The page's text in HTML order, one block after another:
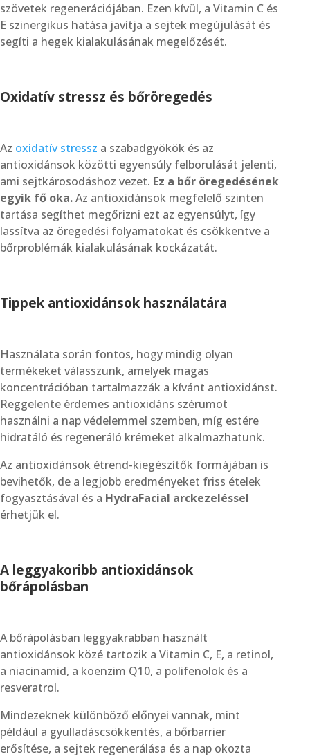
szövetek regenerációjában. Ezen kívül, a Vitamin C és
E szinergikus hatása javítja a sejtek megújulását és
segíti a hegek kialakulásának megelőzését.
Oxidatív stressz és bőröregedés
Az oxidatív stressz a szabadgyökök és az
antioxidánsok közötti egyensúly felborulását jelenti,
ami sejtkárosodáshoz vezet. Ez a bőr öregedésének
egyik fő oka.Az antioxidánsok megfelelő szinten
tartása segíthet megőrizni ezt az egyensúlyt, így
lassítva az öregedési folyamatokat és csökkentve a
bőrproblémák kialakulásának kockázatát.
Tippek antioxidánsok használatára
Használata során fontos, hogy mindig olyan
termékeket válasszunk, amelyek magas
koncentrációban tartalmazzák a kívánt antioxidánst.
Reggelente érdemes antioxidáns szérumot
használni a nap védelemmel szemben, míg estére
hidratáló és regeneráló krémeket alkalmazhatunk.
Az antioxidánsok étrend-kiegészítők formájában is
bevihetők, de a legjobb eredményeket friss ételek
fogyasztásával és a HydraFacial arckezeléssel
érhetjük el.
A leggyakoribb antioxidánsok
bőrápolásban
A bőrápolásban leggyakrabban használt
antioxidánsok közé tartozik a Vitamin C, E, a retinol,
a niacinamid, a koenzim Q10, a polifenolok és a
resveratrol.
Mindezeknek különböző előnyei vannak, mint
például a gyulladáscsökkentés, a bőrbarrier
erősítése, a sejtek regenerálása és a nap okozta